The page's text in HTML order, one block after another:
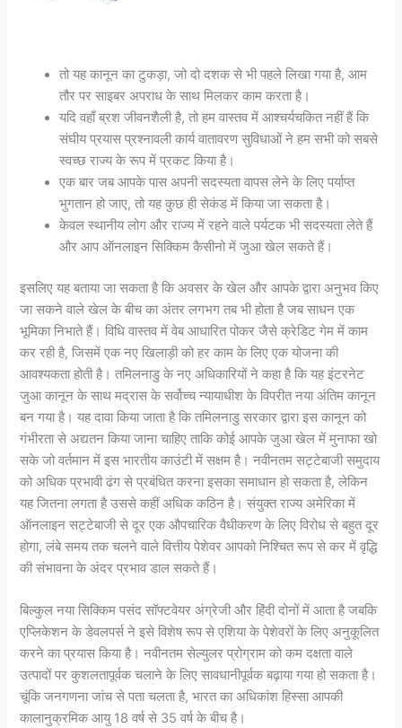
तो यह कानून का टुकड़ा, जो दो दशक से भी पहले लिखा गया है, आम
तौर पर साइबर अपराध के साथ मिलकर काम करता है।
यदि वहाँ ब्रश जीवनशैली है, तो हम वास्तव में आश्चर्यचकित नहीं हैं कि
संघीय प्रयास प्रश्नावली कार्य वातावरण सुविधाओं ने हम सभी को सबसे
स्वच्छ राज्य के रूप में प्रकट किया है।
एक बार जब आपके पास अपनी सदस्यता वापस लेने के लिए पर्याप्त
भुगतान हो जाए, तो यह कुछ ही सेकंड में किया जा सकता है।
केवल स्थानीय लोग और राज्य में रहने वाले पर्यटक भी सदस्यता लेते हैं
और आप ऑनलाइन सिक्किम कैसीनो में जुआ खेल सकते हैं।
इसलिए यह बताया जा सकता है कि अवसर के खेल और आपके द्वारा अनुभव किए
जा सकने वाले खेल के बीच का अंतर लगभग तब भी होता है जब साधन एक
भूमिका निभाते हैं। विधि वास्तव में वेब आधारित पोकर जैसे क्रेडिट गेम में काम
कर रही है, जिसमें एक नए खिलाड़ी को हर काम के लिए एक योजना की
आवश्यकता होती है। तमिलनाडु के नए अधिकारियों ने कहा है कि यह इंटरनेट
जुआ कानून के साथ मद्रास के सर्वोच्च न्यायाधीश के विपरीत नया अंतिम कानून
बन गया है। यह दावा किया जाता है कि तमिलनाडु सरकार द्वारा इस कानून को
गंभीरता से अद्यतन किया जाना चाहिए ताकि कोई आपके जुआ खेल में मुनाफा खो
सके जो वर्तमान में इस भारतीय काउंटी में सक्षम है। नवीनतम सट्टेबाजी समुदाय
को अधिक प्रभावी ढंग से प्रबंधित करना इसका समाधान हो सकता है, लेकिन
यह जितना लगता है उससे कहीं अधिक कठिन है। संयुक्त राज्य अमेरिका में
ऑनलाइन सट्टेबाजी से दूर एक औपचारिक वैधीकरण के लिए विरोध से बहुत दूर
होगा, लंबे समय तक चलने वाले वित्तीय पेशेवर आपको निश्चित रूप से कर में वृद्धि
की संभावना के अंदर प्रभाव डाल सकते हैं।
बिल्कुल नया सिक्किम पसंद सॉफ्टवेयर अंग्रेजी और हिंदी दोनों में आता है जबकि
एप्लिकेशन के डेवलपर्स ने इसे विशेष रूप से एशिया के पेशेवरों के लिए अनुकूलित
करने का प्रयास किया है। नवीनतम सेल्युलर प्रोग्राम को कम दक्षता वाले
उत्पादों पर कुशलतापूर्वक चलाने के लिए सावधानीपूर्वक बढ़ाया गया हो सकता है।
चूंकि जनगणना जांच से पता चलता है, भारत का अधिकांश हिस्सा आपकी
कालानुक्रमिक आयु 18 वर्ष से 35 वर्ष के बीच है।